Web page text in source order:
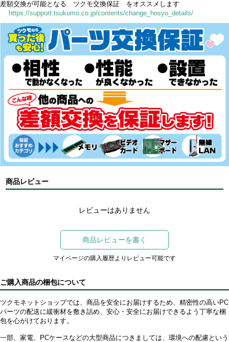
差額交換が可能となる ツクモ交換保証 をオススメします
https://support.tsukumo.co.jp/contents/change_hosyo_details/
商品レビュー
レビューはありません
商品レビューを書く
マイページの購入履歴よりレビュー可能です
ご購入商品の梱包について
ツクモネットショップでは、商品を安全にお届けするため、精密性の高いPC
パーツの配送に緩衝材を敷き詰め、安心・安全にお届けできるよう丁寧な梱
包を心がけております。
一部、家電、PCケースなどの大型商品につきましては、環境への配慮という